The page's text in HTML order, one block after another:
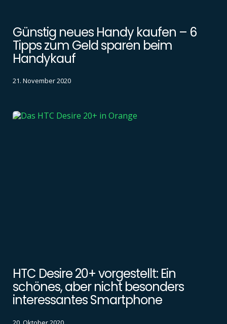
Günstig neues Handy kaufen – 6
Tipps zum Geld sparen beim
Handykauf
21. November 2020
HTC Desire 20+ vorgestellt: Ein
schönes, aber nicht besonders
interessantes Smartphone